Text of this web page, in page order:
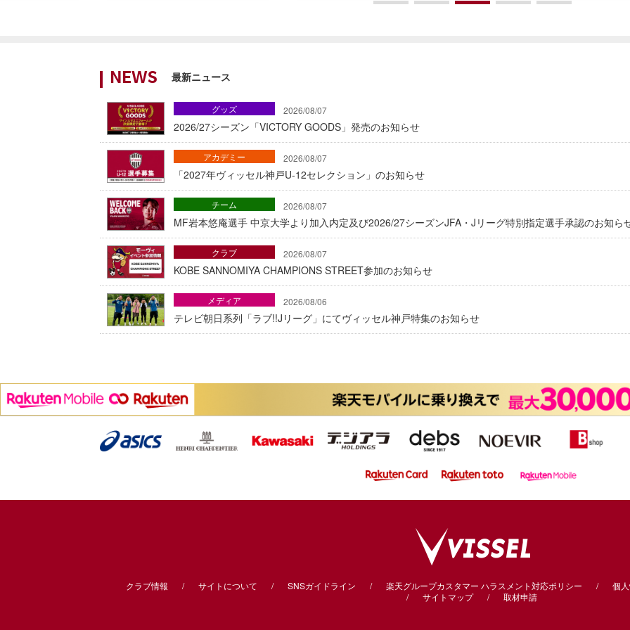
NEWS 最新ニュース
2026/08/07
2026/27シーズン「VICTORY GOODS」発売のお知らせ
グッズ
2026/08/07
「2027年ヴィッセル神戸U-12セレクション」のお知らせ
アカデミー
2026/08/07
MF岩本悠庵選手 中京大学より加入内定及び2026/27シーズンJFA・Jリーグ特別指定選手承認のお知ら
チーム
2026/08/07
KOBE SANNOMIYA CHAMPIONS STREET参加のお知らせ
クラブ
2026/08/06
テレビ朝日系列「ラブ!!Jリーグ」にてヴィッセル神戸特集のお知らせ
メディア
クラブ情報 サイトについて SNSガイドライン 楽天グループカスタマー ハラスメント対応ポリシー
個
サイトマップ
取材申請